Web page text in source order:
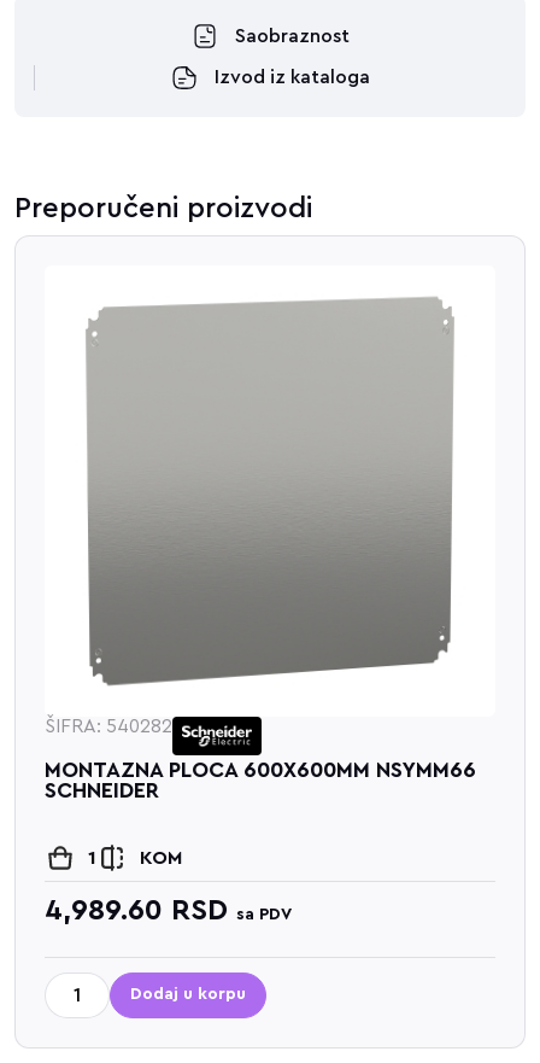
Saobraznost
Izvod iz kataloga
Preporučeni proizvodi
ŠIFRA: 540282
MONTAZNA PLOCA 600X600MM NSYMM66
SCHNEIDER
1 KOM
4,989.60 RSD sa PDV
Dodaj u korpu